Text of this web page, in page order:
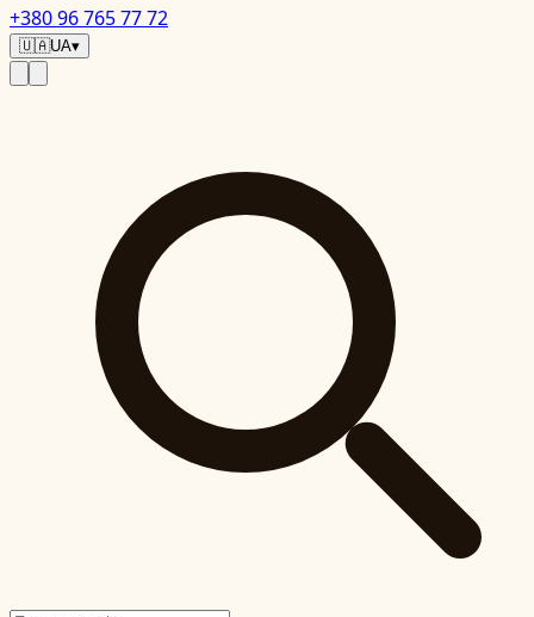
+380 96 765 77 72
🇺🇦UA▾